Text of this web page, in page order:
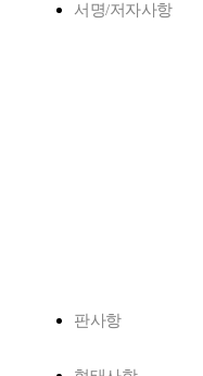
서명/저자사항
판사항